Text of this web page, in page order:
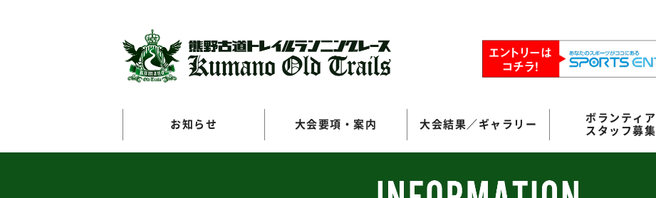
お知らせ 大会要項・案内 大会結果／ギャラリー
ボランティア
スタッフ募集